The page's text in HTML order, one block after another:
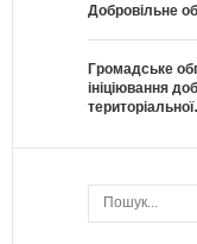
Добровільне
Громадське
ініціювання